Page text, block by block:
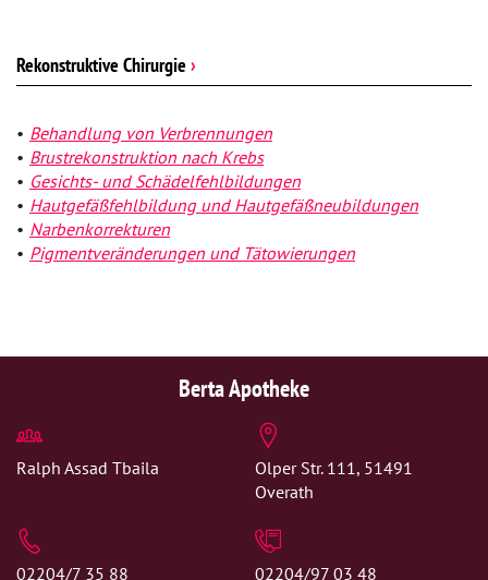
Rekonstruktive Chirurgie ›
Behandlung von Verbrennungen
Brustrekonstruktion nach Krebs
Gesichts- und Schädelfehlbildungen
Hautgefäßfehlbildung und Hautgefäßneubildungen
Narbenkorrekturen
Pigmentveränderungen und Tätowierungen
Berta Apotheke
Ralph Assad Tbaila
Olper Str. 111, 51491
Overath
02204/7 35 88 02204/97 03 48